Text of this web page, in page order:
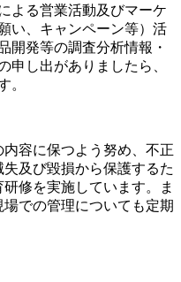
よる営業活動及びマーケ
い、キャンペーン等）活
開発等の調査分析情報・
申し出がありましたら、
。
容に保つよう努め、不正
及び毀損から保護するた
修を実施しています。ま
での管理についても定期